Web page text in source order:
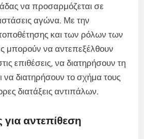
να προσαρμόζεται σε
αγώνα. Με την
και των ρόλων των
μπορούν να αντεπεξέλθουν
επιθέσεις, να διατηρήσουν τη
διατηρήσουν το σχήμα τους
διατάξεις αντιπάλων.
αντεπίθεση